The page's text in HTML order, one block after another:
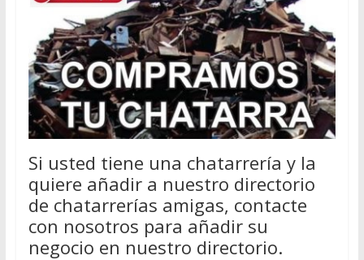
Si usted tiene una chatarrería y la
quiere añadir a nuestro directorio
de chatarrerías amigas, contacte
con nosotros para añadir su
negocio en nuestro directorio.